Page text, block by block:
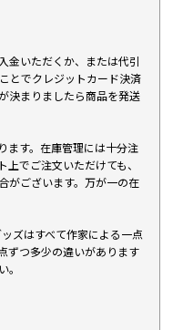
金いただくか、または代引
とでクレジットカード決済
決まりましたら商品を発送
ます。在庫管理には十分注
でご注文いただけても、
がございます。万が一の在
ズはすべて作家による一点
ずつ多少の違いがあります
。